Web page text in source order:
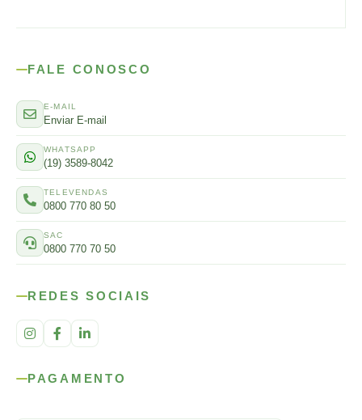
FALE CONOSCO
E-MAIL
Enviar E-mail
WHATSAPP
(19) 3589-8042
TELEVENDAS
0800 770 80 50
SAC
0800 770 70 50
REDES SOCIAIS
PAGAMENTO